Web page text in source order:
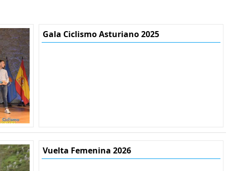
Gala Ciclismo Asturiano 2025
Vuelta Femenina 2026